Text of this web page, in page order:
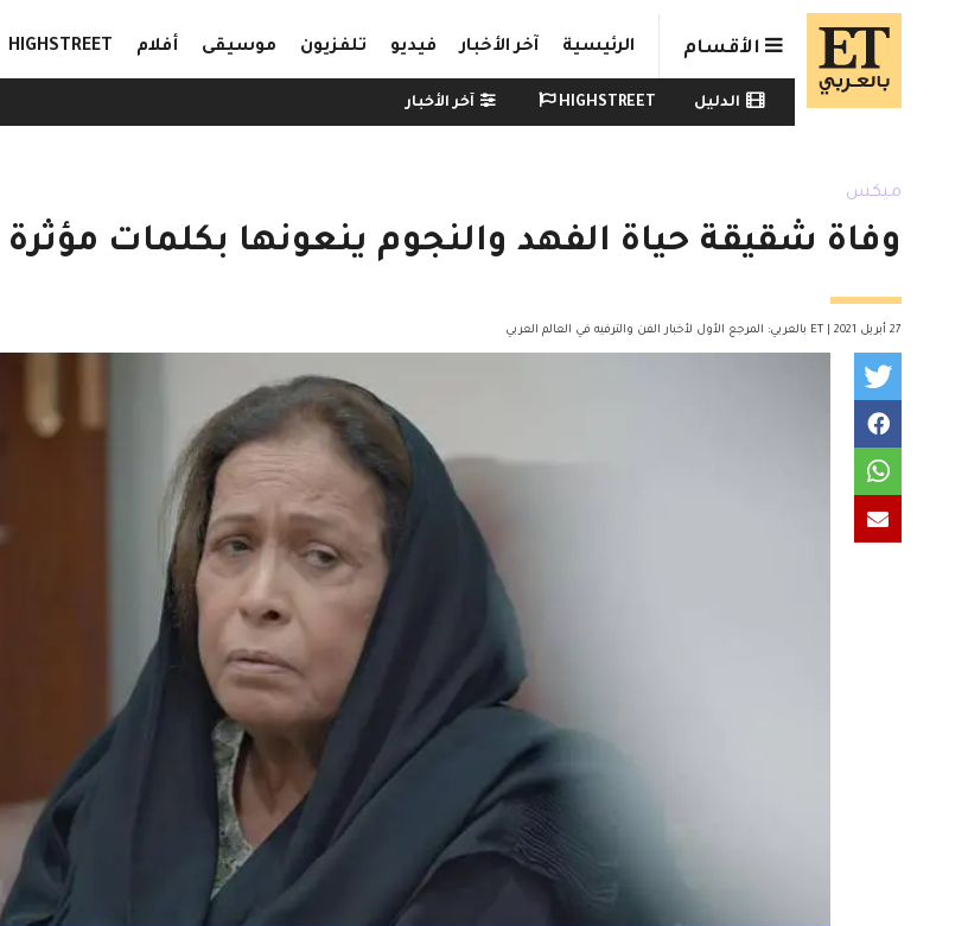
Skip to main content
الأقسام الرئيسية آخر الأخبار فيديو تلفزيون موسيقى أفلام HIGHSTREET
Watch menu
الدليل HIGHSTREET آخر الأخبار
ميكس
وفاة شقيقة حياة الفهد والنجوم ينعونها بكلمات مؤثرة
27 أبريل 2021 | ET بالعربي: المرجع الأول لأخبار الفن والترفيه في العالم العربي